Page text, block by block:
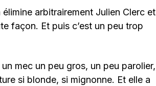
arbitrairement Julien Clerc et
façon. Et puis c’est un peu trop
mec un peu gros, un peu parolier,
si blonde, si mignonne. Et elle a